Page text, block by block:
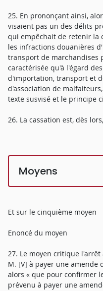
25. En prononçant ainsi,
visaient pas un des délits
qui empêchait de retenir la
les infractions douanières
transport de marchandises
caractérisée qu'à l'égard
d'importation, transport et
d'association de
texte susvisé et le principe
26. La cassation est, dès
Moyens
Et sur le cinquième moyen
Enoncé du moyen
27. Le moyen critique
M. [V] à payer une amende
alors « que pour confirmer
prévenu à payer une